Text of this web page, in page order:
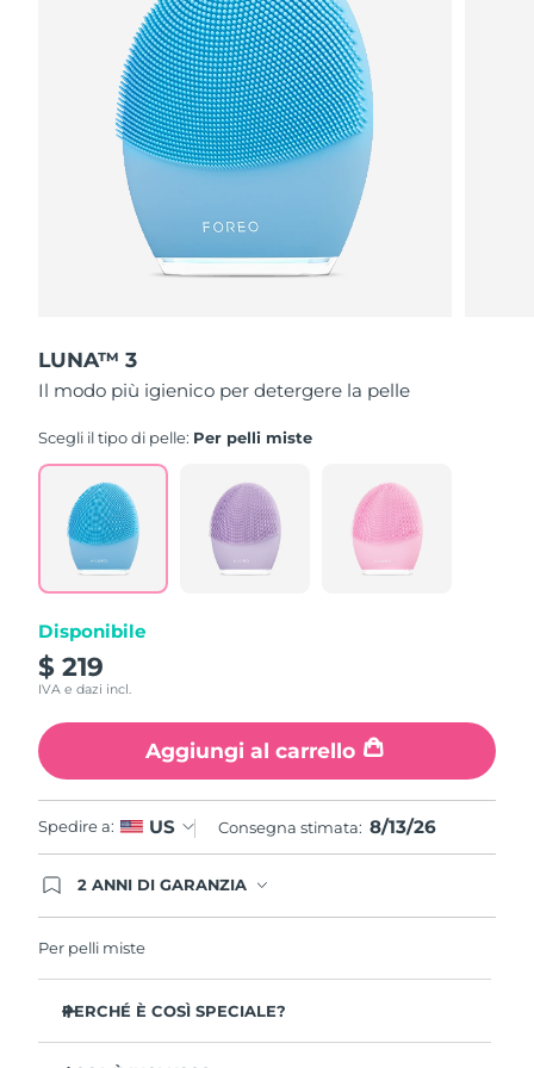
LUNA™ 3
Il modo più igienico per detergere la pelle
Scegli il tipo di pelle: Per pelli miste
Disponibile
$ 219
IVA e dazi incl.
Aggiungi al carrello
Spedire a: US Consegna stimata: 8/13/26
2 ANNI DI GARANZIA
che, in caso di difetti nei primi 2 anni dalla data di
gratuitamente.
Per pelli miste
PERCHÉ È COSÌ SPECIALE?